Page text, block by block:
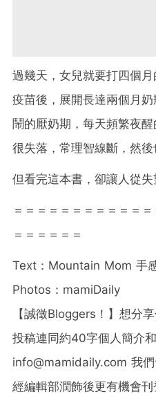
過幾天，女兒就要打四個
疫苗後，展開長達兩個月
鬧的厭奶期，每天頻繁夜
很失落，常理智線斷，然
但看完這本書，卻讓人從
＝＝＝＝＝＝＝＝＝＝＝
＝＝＝＝＝＝
Text：Mountain Mom 手
Photos：mamiDaily
【誠徵Bloggers！】想分
投稿連同約40字個人簡介
info@mamidaily.com 我
經編輯部潤飾後更有機會